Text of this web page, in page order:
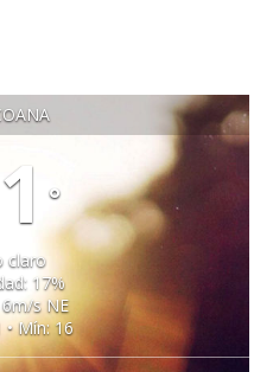
°
claro
17%
s NE
Mín: 16